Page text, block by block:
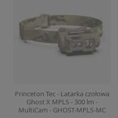
Princeton Tec - Latarka czołowa
Ghost X MPLS - 300 lm -
MultiCam - GHOST-MPLS-MC